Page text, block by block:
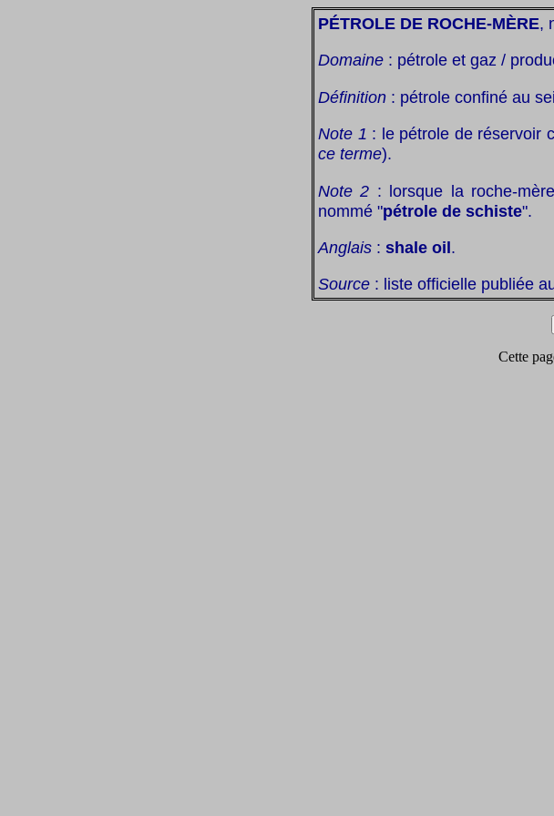
PÉTROLE DE ROCHE-MÈRE,
Domaine : pétrole et gaz /
Définition : pétrole confiné au
Note 1 : le pétrole de réservoir
ce terme).
Note 2 : lorsque la roche-
nommé "pétrole de schiste".
Anglais : shale oil.
Source : liste officielle publiée
Cette